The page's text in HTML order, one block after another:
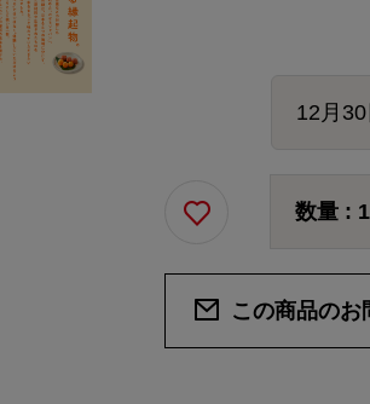
数量 : 1
この商品のお